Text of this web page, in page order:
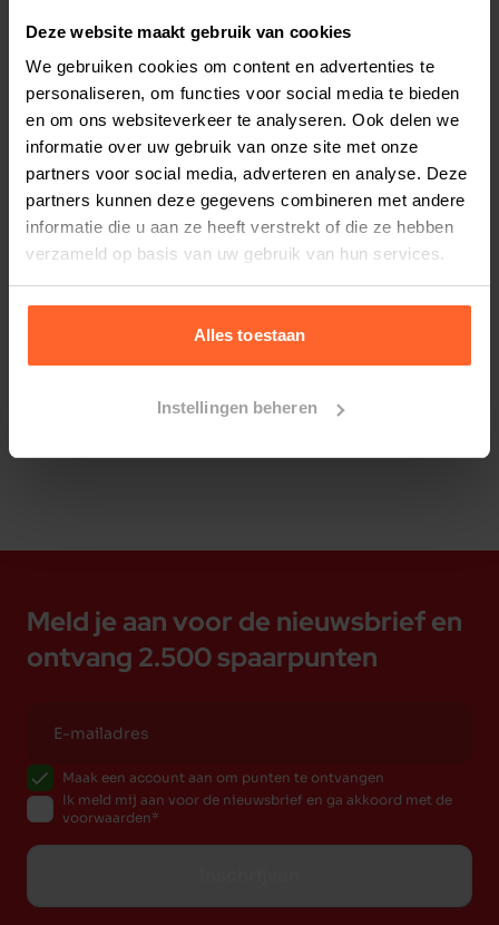
Deze website maakt gebruik van cookies
We gebruiken cookies om content en advertenties te
personaliseren, om functies voor social media te bieden
en om ons websiteverkeer te analyseren. Ook delen we
informatie over uw gebruik van onze site met onze
partners voor social media, adverteren en analyse. Deze
partners kunnen deze gegevens combineren met andere
informatie die u aan ze heeft verstrekt of die ze hebben
verzameld op basis van uw gebruik van hun services.
Alles toestaan
Instellingen beheren
wegschuiven. Past perfect in een bench maar kan
ook los worden gebruikt of eenvoudig ergens
mee naartoe worden genomen. De zachte stof
zorgt ervoor dat uw hond heerlijk ligt.
Kan worden gewassen in de wasmachine op 60
graden.
Afmetingen: 121 X 78 cm
Stel uw bestelherinnering in:(2 weken)
2 weken
4 weken
6 weken
Elke
8 weken
Elke
10 weken
Elke
12 weken
Meld je aan voor de nieuwsbrief en
ontvang 2.500 spaarpunten
Maak een account aan om punten te ontvangen
Ik meld mij aan voor de nieuwsbrief en ga akkoord met de
voorwaarden